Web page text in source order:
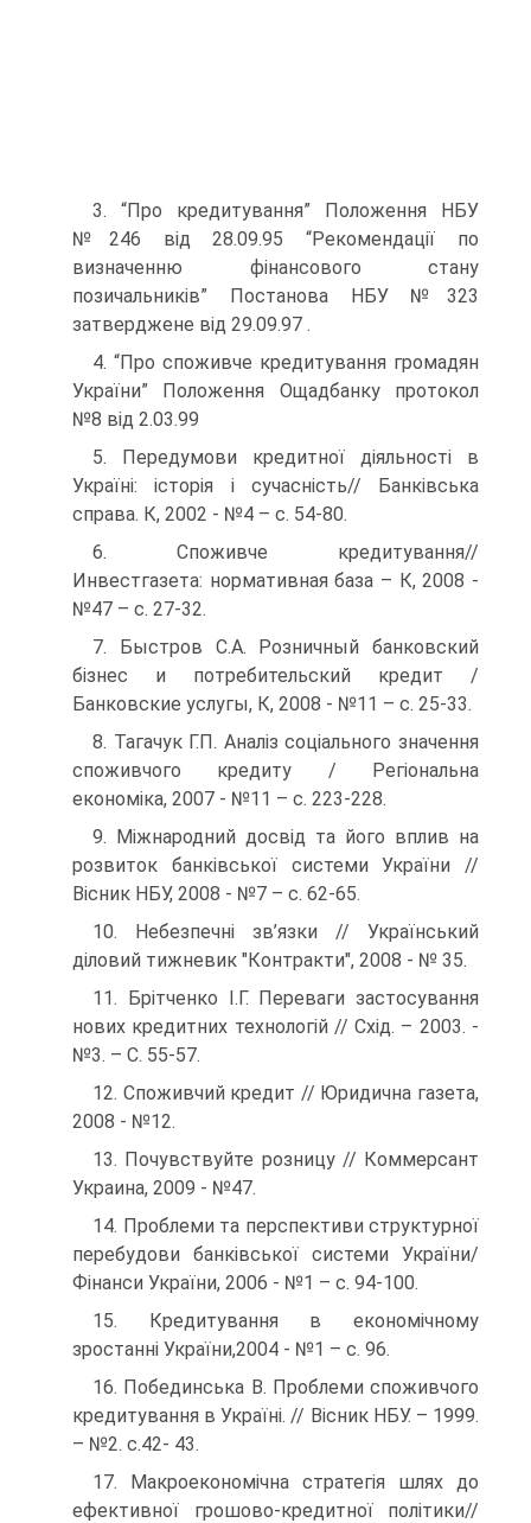
3. “Про кредитування” Положення НБУ
№246 від 28.09.95 “Рекомендації по
визначенню фінансового стану
позичальників” Постанова НБУ №323
затверджене від 29.09.97 .
4. “Про споживче кредитування громадян
України” Положення Ощадбанку протокол
№8 від 2.03.99
5. Передумови кредитної діяльності в
Україні: історія і сучасність// Банківська
справа. К, 2002 - №4 – с. 54-80.
6. Споживче кредитування//
Инвестгазета: нормативная база – К, 2008 -
№47 – с. 27-32.
7. Быстров С.А. Розничный банковский
бізнес и потребительский кредит /
Банковские услугы, К, 2008 - №11 – с. 25-33.
8. Тагачук Г.П. Аналіз соціального значення
споживчого кредиту / Регіональна
економіка, 2007 - №11 – с. 223-228.
9. Міжнародний досвід та його вплив на
розвиток банківської системи України //
Вісник НБУ, 2008 - №7 – с. 62-65.
10. Небезпечні зв’язки // Український
дiловий тижневик "Контракти", 2008 - № 35.
11. Брітченко І.Г. Переваги застосування
нових кредитних технологій // Схід. – 2003. -
№3. – С. 55-57.
12. Споживчий кредит // Юридична газета,
2008 - №12.
13. Почувствуйте розницу // Коммерсант
Украина, 2009 - №47.
14. Проблеми та перспективи структурної
перебудови банківської системи України/
Фінанси України, 2006 - №1 – с. 94-100.
15. Кредитування в економічному
зростанні України,2004 - №1 – с. 96.
16. Побединська В. Проблеми споживчого
кредитування в Україні. // Вісник НБУ. – 1999.
– №2. с.42- 43.
17. Макроекономічна стратегія шлях до
ефективної грошово-кредитної політики//